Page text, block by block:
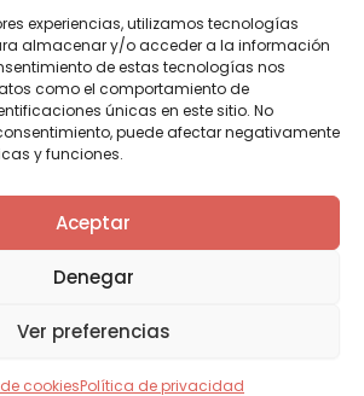
experiencias, utilizamos tecnologías
almacenar y/o acceder a la información
de estas tecnologías nos
como el comportamiento de
únicas en este sitio. No
puede afectar negativamente
y funciones.
Aceptar
Denegar
Ver preferencias
cookiesPolítica de privacidad
Email
en redes sociales
T
w
i
t
e
Y
o
u
t
b
n